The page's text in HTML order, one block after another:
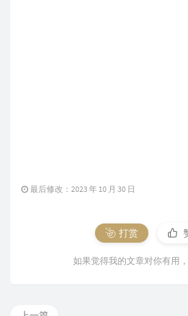
最后修改：2023 年 10 月 30 日
打赏
如果觉得我的文章对你有用